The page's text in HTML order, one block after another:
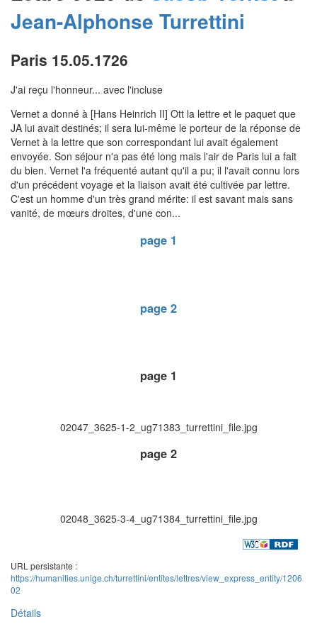
Jean-Alphonse Turrettini
Paris 15.05.1726
J'ai reçu l'honneur... avec l'incluse
Vernet a donné à [Hans Heinrich II] Ott la lettre et le paquet que
JA lui avait destinés; il sera lui-même le porteur de la réponse de
Vernet à la lettre que son correspondant lui avait également
envoyée. Son séjour n'a pas été long mais l'air de Paris lui a fait
du bien. Vernet l'a fréquenté autant qu'il a pu; il l'avait connu lors
d'un précédent voyage et la liaison avait été cultivée par lettre.
C'est un homme d'un très grand mérite: il est savant mais sans
vanité, de mœurs droites, d'une con...
page 1
page 2
page 1
02047_3625-1-2_ug71383_turrettini_file.jpg
page 2
02048_3625-3-4_ug71384_turrettini_file.jpg
URL persistante :
https://humanities.unige.ch/turrettini/entites/lettres/view_express_entity/1206
02
Détails